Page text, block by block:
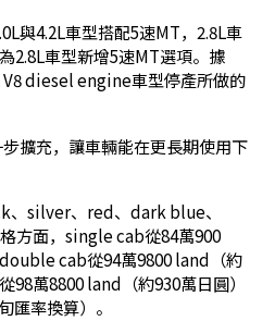
與4.2L車型搭配5速MT，2.8L車
2.8L車型新增5速MT選項。據
diesel engine車型停產所做的
擴充，讓車輛能在更長期使用下
silver、red、dark blue、
方面，single cab從84萬900
cab從94萬9800 land（約
98萬8800 land（約930萬日圓）
匯率換算）。